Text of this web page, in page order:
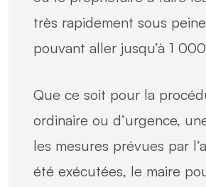
très rapidement sous
pouvant aller jusqu’à 1
Que ce soit pour la
ordinaire ou d’urgence,
les mesures prévues par
été exécutées, le maire